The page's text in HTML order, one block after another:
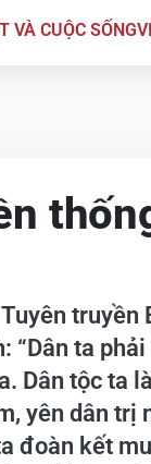
VÀ CUỘC SỐNG
truyền
“Dân ta
Dân tộc ta
yên dân trị
đoàn kết